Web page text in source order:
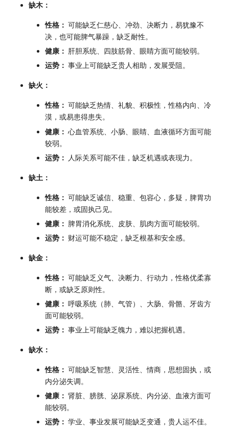
缺木：
性格： 可能缺乏仁慈心、冲劲、决断力，易犹豫不
决，也可能脾气暴躁，缺乏耐性。
健康： 肝胆系统、四肢筋骨、眼睛方面可能较弱。
运势： 事业上可能缺乏贵人相助，发展受阻。
缺火：
性格： 可能缺乏热情、礼貌、积极性，性格内向、冷
漠，或易患得患失。
健康： 心血管系统、小肠、眼睛、血液循环方面可能
较弱。
运势： 人际关系可能不佳，缺乏机遇或表现力。
缺土：
性格： 可能缺乏诚信、稳重、包容心，多疑，脾胃功
能较差，或固执己见。
健康： 脾胃消化系统、皮肤、肌肉方面可能较弱。
运势： 财运可能不稳定，缺乏根基和安全感。
缺金：
性格： 可能缺乏义气、决断力、行动力，性格优柔寡
断，或缺乏原则性。
健康： 呼吸系统（肺、气管）、大肠、骨骼、牙齿方
面可能较弱。
运势： 事业上可能缺乏魄力，难以把握机遇。
缺水：
性格： 可能缺乏智慧、灵活性、情商，思想固执，或
内分泌失调。
健康： 肾脏、膀胱、泌尿系统、内分泌、血液方面可
能较弱。
运势： 学业、事业发展可能缺乏变通，贵人运不佳。